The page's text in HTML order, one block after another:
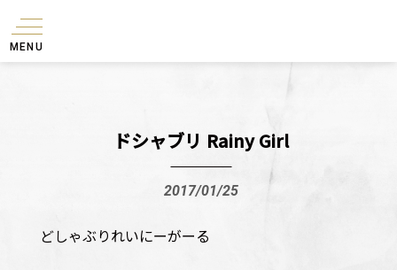
MENU
ドシャブリ Rainy Girl
2017/01/25
どしゃぶりれいにーがーる